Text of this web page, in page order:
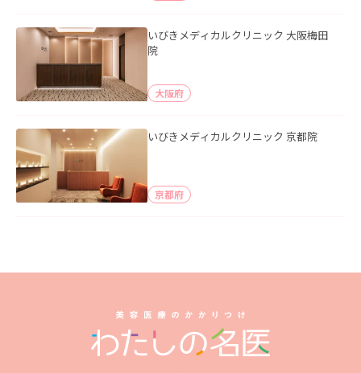
いびきメディカルクリニック 大阪梅田
院
大阪府
いびきメディカルクリニック 京都院
京都府